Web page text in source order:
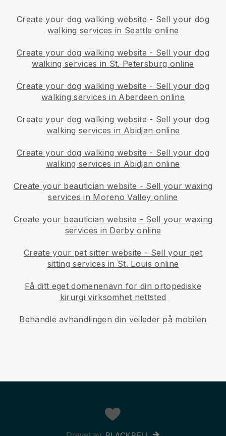
Create your dog walking website - Sell your dog
walking services in Seattle online
Create your dog walking website - Sell your dog
walking services in St. Petersburg online
Create your dog walking website - Sell your dog
walking services in Aberdeen online
Create your dog walking website - Sell your dog
walking services in Abidjan online
Create your dog walking website - Sell your dog
walking services in Abidjan online
Create your beautician website - Sell your waxing
services in Moreno Valley online
Create your beautician website - Sell your waxing
services in Derby online
Create your pet sitter website - Sell your pet
sitting services in St. Louis online
Få ditt eget domenenavn for din ortopediske
kirurgi virksomhet nettsted
Behandle avhandlingen din veileder på mobilen